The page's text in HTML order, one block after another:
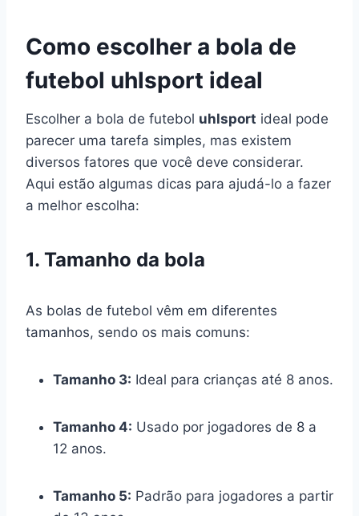
Como escolher a bola de
futebol uhlsport ideal
Escolher a bola de futebol uhlsport ideal pode
parecer uma tarefa simples, mas existem
diversos fatores que você deve considerar.
Aqui estão algumas dicas para ajudá-lo a fazer
a melhor escolha:
1. Tamanho da bola
As bolas de futebol vêm em diferentes
tamanhos, sendo os mais comuns:
Tamanho 3: Ideal para crianças até 8 anos.
Tamanho 4: Usado por jogadores de 8 a
12 anos.
Tamanho 5: Padrão para jogadores a partir